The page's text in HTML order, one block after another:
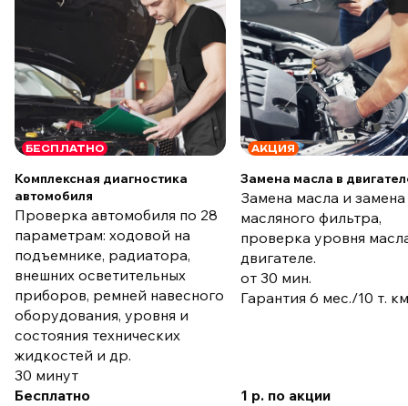
БЕСПЛАТНО
Комплексная диагностика
автомобиля
Проверка автомобиля по 28
параметрам: ходовой на
подъемнике, радиатора,
внешних осветительных
приборов, ремней навесного
оборудования, уровня и
состояния технических
жидкостей и др.
30 минут
Бесплатно
АКЦИЯ
Замена масла в
Замена масла и замена
масляного фильтра,
проверка уровня
двигателе.
от 30 мин.
Гарантия 6 мес./10 т.
1 р. по акции